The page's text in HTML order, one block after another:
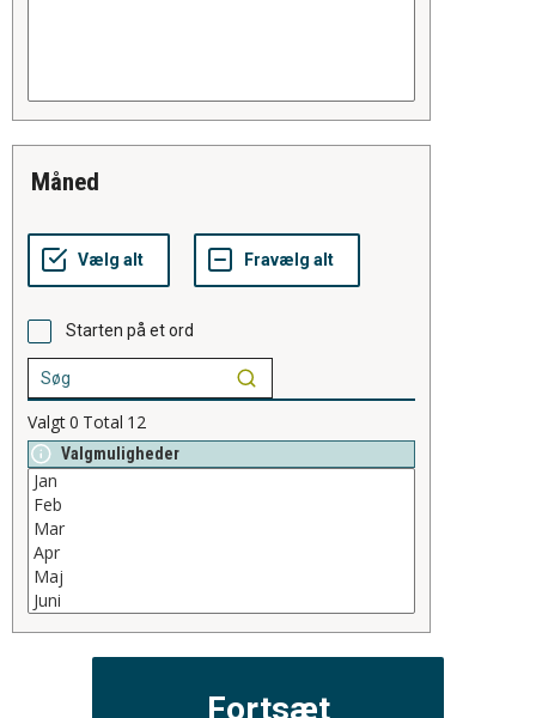
måned
Starten på et ord
Valgt0 Total 12
Valgmuligheder